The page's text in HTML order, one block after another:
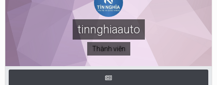
tinnghiaauto
Thành viên